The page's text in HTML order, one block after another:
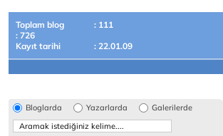
Toplam blog
: 111
: 726
Kayıt tarihi
: 22.01.09
Bloglarda Yazarlarda Galerilerde